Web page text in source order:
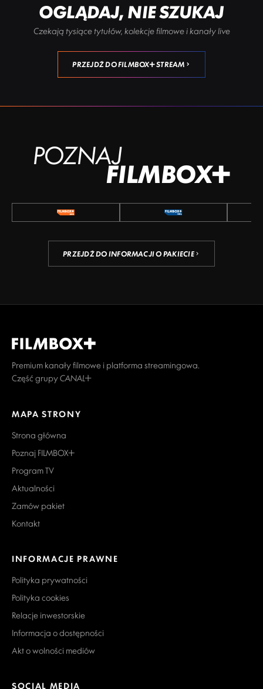
OGLĄDAJ, NIE SZUKAJ
Czekają tysiące tytułów, kolekcje filmowe i kanały live
PRZEJDŹ DO FILMBOX+ STREAM
POZNAJ
FILMBOX+
PRZEJDŹ DO INFORMACJI O PAKIECIE
Premium kanały filmowe i platforma streamingowa.
Część grupy CANAL+
MAPA STRONY
Strona główna
Poznaj FILMBOX+
Program TV
Aktualności
Zamów pakiet
Kontakt
INFORMACJE PRAWNE
Polityka prywatności
Polityka cookies
Relacje inwestorskie
Informacja o dostępności
Akt o wolności mediów
SOCIAL MEDIA